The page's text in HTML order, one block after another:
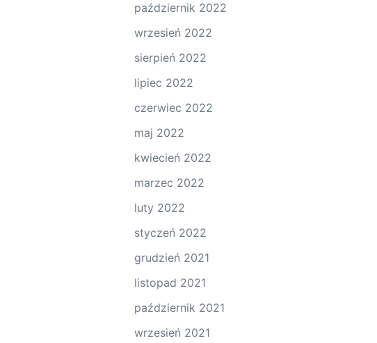
październik 2022
wrzesień 2022
sierpień 2022
lipiec 2022
czerwiec 2022
maj 2022
kwiecień 2022
marzec 2022
luty 2022
styczeń 2022
grudzień 2021
listopad 2021
październik 2021
wrzesień 2021